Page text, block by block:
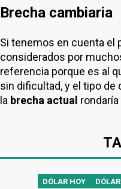
Brecha cambiaria
Si tenemos en cuenta el
considerados por
referencia porque es al
sin dificultad, y el tipo
la brecha actual
DÓLAR HOY